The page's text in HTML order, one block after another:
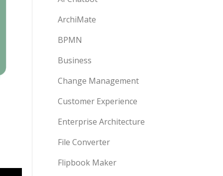
ArchiMate
BPMN
Business
Change Management
Customer Experience
Enterprise Architecture
File Converter
Flipbook Maker